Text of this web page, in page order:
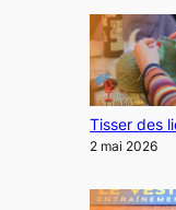
Tisser des
2 mai 2026